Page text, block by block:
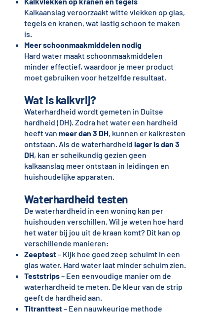
Kalkaanslag veroorzaakt witte vlekken op glas,
tegels en kranen, wat lastig schoon te maken
is.
Meer schoonmaakmiddelen nodig
Hard water maakt schoonmaakmiddelen
minder effectief, waardoor je meer product
moet gebruiken voor hetzelfde resultaat.
Wat is kalkvrij?
Waterhardheid wordt gemeten in Duitse
hardheid (DH). Zodra het water een hardheid
heeft van meer dan 3 DH, kunnen er kalkresten
ontstaan. Als de waterhardheid lager is dan 3
DH, kan er scheikundig gezien geen
kalkaanslag meer ontstaan in leidingen en
huishoudelijke apparaten.
Waterhardheid testen
De waterhardheid in een woning kan per
huishouden verschillen. Wil je weten hoe hard
het water bij jou uit de kraan komt? Dit kan op
verschillende manieren:
Zeeptest– Kijk hoe goed zeep schuimt in een
glas water. Hard water laat minder schuim zien.
Teststrips– Een eenvoudige manier om de
waterhardheid te meten. De kleur van de strip
geeft de hardheid aan.
Titranttest– Een nauwkeurige methode